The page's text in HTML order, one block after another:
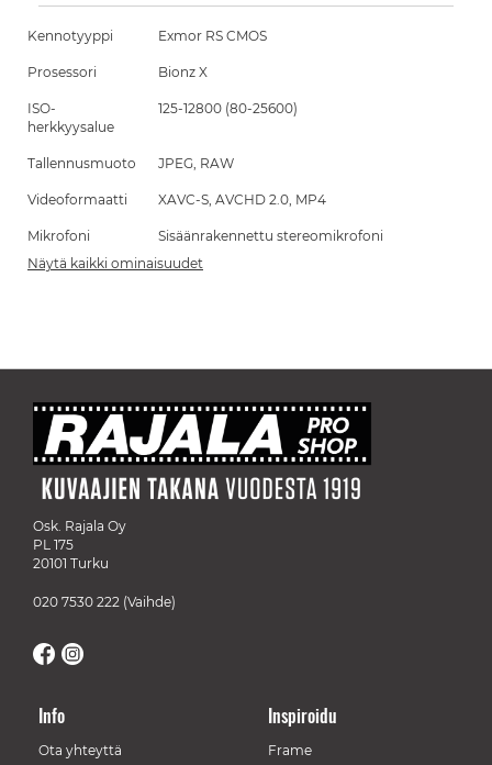
Kennotyyppi Exmor RS CMOS
Prosessori Bionz X
ISO-
herkkyysalue
125-12800 (80-25600)
Tallennusmuoto JPEG, RAW
Videoformaatti XAVC-S, AVCHD 2.0, MP4
Mikrofoni
Sisäänrakennettu stereomikrofoni
Näytä kaikki ominaisuudet
Osk. Rajala Oy
PL 175
20101 Turku
020 7530 222 (Vaihde)
Info
Ota yhteyttä
Inspiroidu
Frame